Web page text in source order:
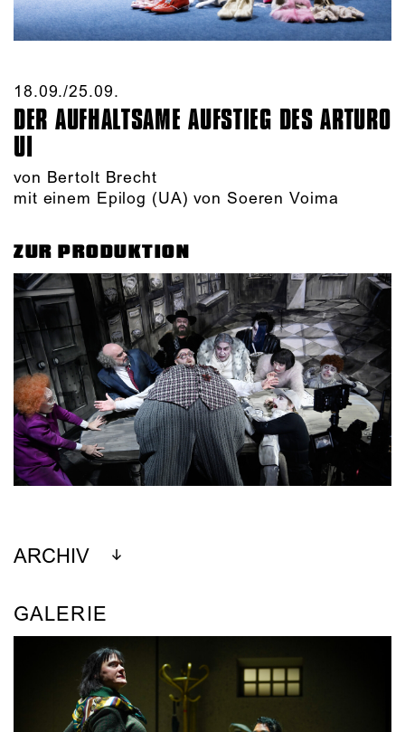
18.09./​25.09.​
DER AUFHALTSAME AUFSTIEG DES ARTURO
UI
von Bertolt Brecht
mit einem Epilog (UA) von Soeren Voima
ZUR PRODUKTION
ARCHIV
GALERIE